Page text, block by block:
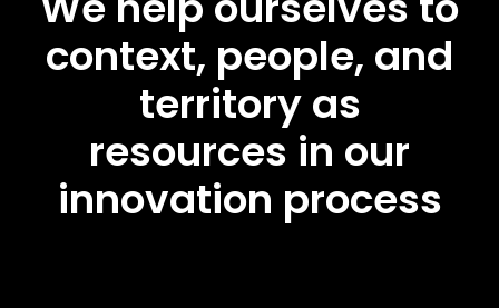
context, people, and
territory as
resources in our
innovation process